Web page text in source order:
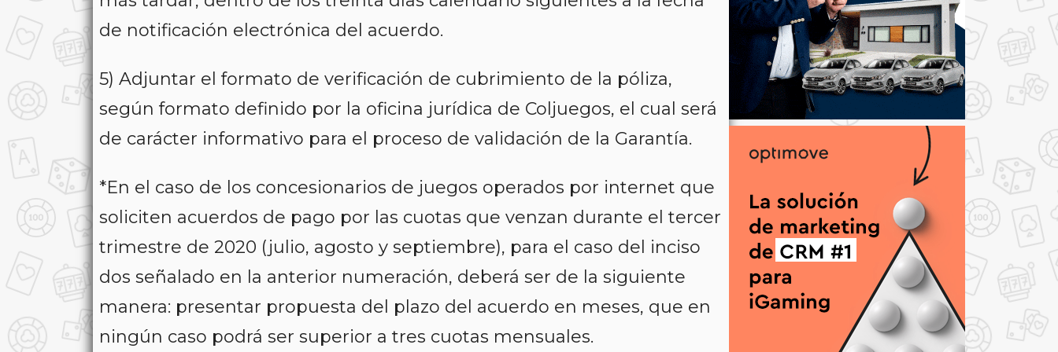
de notificación electrónica del acuerdo.
5) Adjuntar el formato de verificación de cubrimiento de la póliza,
según formato definido por la oficina jurídica de Coljuegos, el cual será
de carácter informativo para el proceso de validación de la Garantía.
*En el caso de los concesionarios de juegos operados por internet que
soliciten acuerdos de pago por las cuotas que venzan durante el tercer
trimestre de 2020 (julio, agosto y septiembre), para el caso del inciso
dos señalado en la anterior numeración, deberá ser de la siguiente
manera: presentar propuesta del plazo del acuerdo en meses, que en
ningún caso podrá ser superior a tres cuotas mensuales.